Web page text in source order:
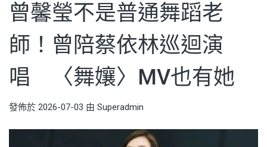
曾馨瑩不是普通舞蹈老
師！曾陪蔡依林巡迴演
唱 〈舞孃〉MV也有她
發佈於 2026-07-03 由 Superadmin